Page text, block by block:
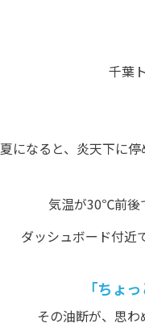
千葉
夏になると、炎天下に停
気温が30℃前後
ダッシュボード付近
「ちょ
その油断が、思